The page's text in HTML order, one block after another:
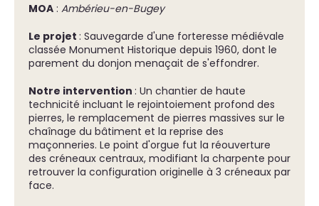
MOA : Ambérieu-en-Bugey
Le projet : Sauvegarde d'une forteresse médiévale
classée Monument Historique depuis 1960, dont le
parement du donjon menaçait de s'effondrer.
Notre intervention : Un chantier de haute
technicité incluant le rejointoiement profond des
pierres, le remplacement de pierres massives sur le
chaînage du bâtiment et la reprise des
maçonneries. Le point d'orgue fut la réouverture
des créneaux centraux, modifiant la charpente pour
retrouver la configuration originelle à 3 créneaux par
face.